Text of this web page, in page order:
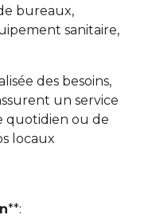
bureaux,
sanitaire,
des besoins,
un service
quotidien ou de
locaux
**: